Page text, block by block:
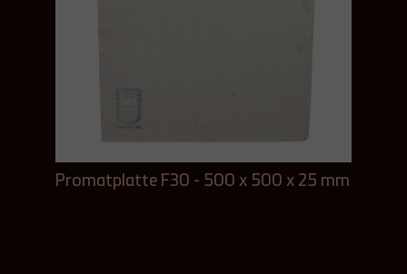
Promatplatte F30 - 500 x 500 x 25 mm